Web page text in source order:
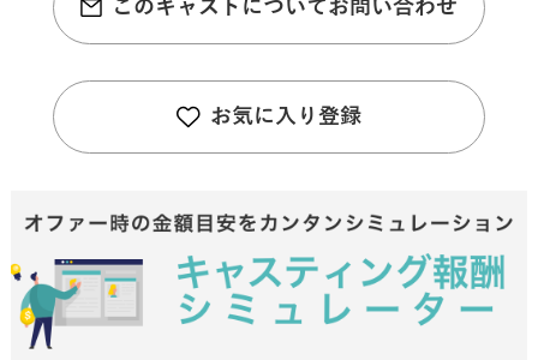
このキャストについてお問い合わせ
お気に入り登録